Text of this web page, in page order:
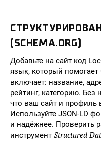
(SCHEMA.ORG)
Добавьте на сайт код
язык, который
включает: название,
рейтинг, категорию. Без
что ваш сайт и профиль
Используйте JSON-LD
и надёжнее. Проверить
инструмент Structured